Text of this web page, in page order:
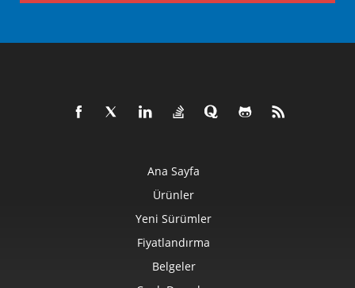
Ana Sayfa
Ürünler
Yeni Sürümler
Fiyatlandırma
Belgeler